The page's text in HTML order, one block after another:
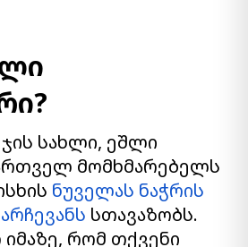
სახლი, ეშლი
მომხმარებელს
ნუველას ნაჭრის
სთავაზობს.
რომ თქვენი